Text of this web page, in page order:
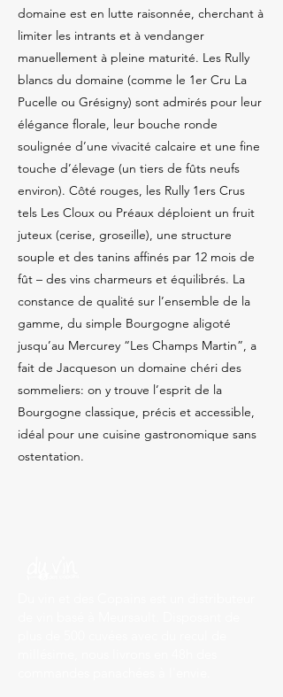
domaine est en lutte raisonnée, cherchant à
limiter les intrants et à vendanger
manuellement à pleine maturité. Les Rully
blancs du domaine (comme le 1er Cru La
Pucelle ou Grésigny) sont admirés pour leur
élégance florale, leur bouche ronde
soulignée d’une vivacité calcaire et une fine
touche d’élevage (un tiers de fûts neufs
environ). Côté rouges, les Rully 1ers Crus
tels Les Cloux ou Préaux déploient un fruit
juteux (cerise, groseille), une structure
souple et des tanins affinés par 12 mois de
fût – des vins charmeurs et équilibrés. La
constance de qualité sur l’ensemble de la
gamme, du simple Bourgogne aligoté
jusqu’au Mercurey “Les Champs Martin”, a
fait de Jacqueson un domaine chéri des
sommeliers: on y trouve l’esprit de la
Bourgogne classique, précis et accessible,
idéal pour une cuisine gastronomique sans
ostentation.